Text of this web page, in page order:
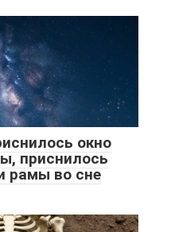
окно
приснилось
рамы во сне